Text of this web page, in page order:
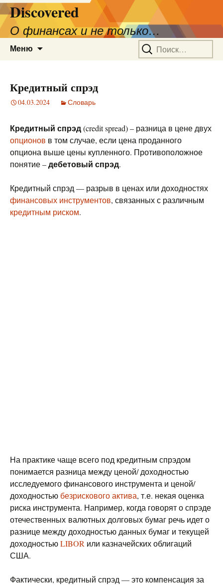
Discovered
О финансах и не только…
Меню Найти:
Кредитный спрэд
04.03.2024 Словарь
Кредитный спрэд(credit spread) – разница в цене двух
опционов в том случае, если цена проданного
опциона выше цены купленного. Противоположное
понятие –дебетовый спрэд.
Кредитный спрэд — разрыв в ценах или доходностях
финансовых инструментов, связанных с различным
кредитным риском.
На практике чаще всего под кредитным спрэдом
понимается разница между ценой/ доходностью
исследуемого финансового инструмента и ценой/
доходностью безрискового актива, т.е. некая оценка
риска инструмента. Например, когда говорят о спрэде
отечественных валютных долговых бумаг речь идет о
разнице между доходностью данных бумаг и текущей
доходностьюLIBOR или казначейских облигаций
США.
Фактически, кредитный спрэд — это компенсация за